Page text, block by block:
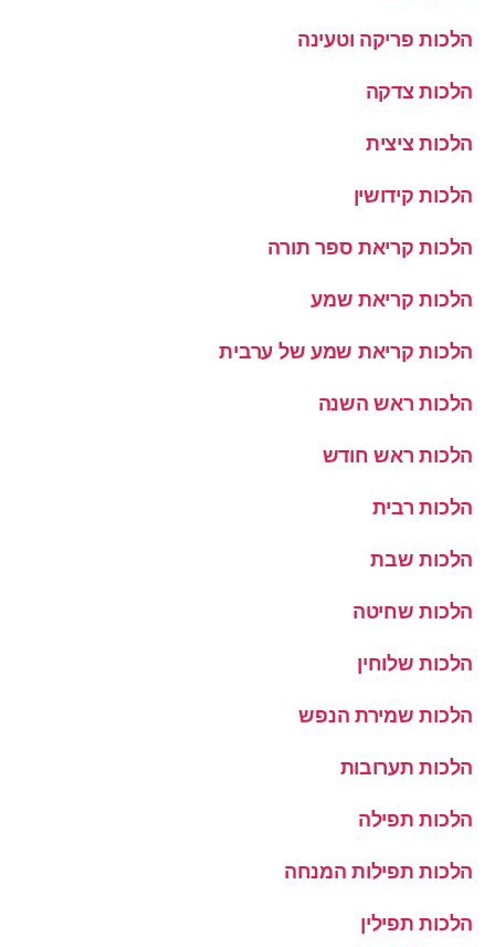
הלכות פריקה וטעינה
הלכות צדקה
הלכות ציצית
הלכות קידושין
הלכות קריאת ספר תורה
הלכות קריאת שמע
הלכות קריאת שמע של ערבית
הלכות ראש השנה
הלכות ראש חודש
הלכות רבית
הלכות שבת
הלכות שחיטה
הלכות שלוחין
הלכות שמירת הנפש
הלכות תערובות
הלכות תפילה
הלכות תפילות המנחה
הלכות תפילין